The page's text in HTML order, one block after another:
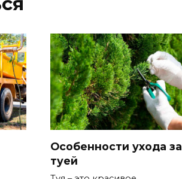
Особенности ухода за
туей